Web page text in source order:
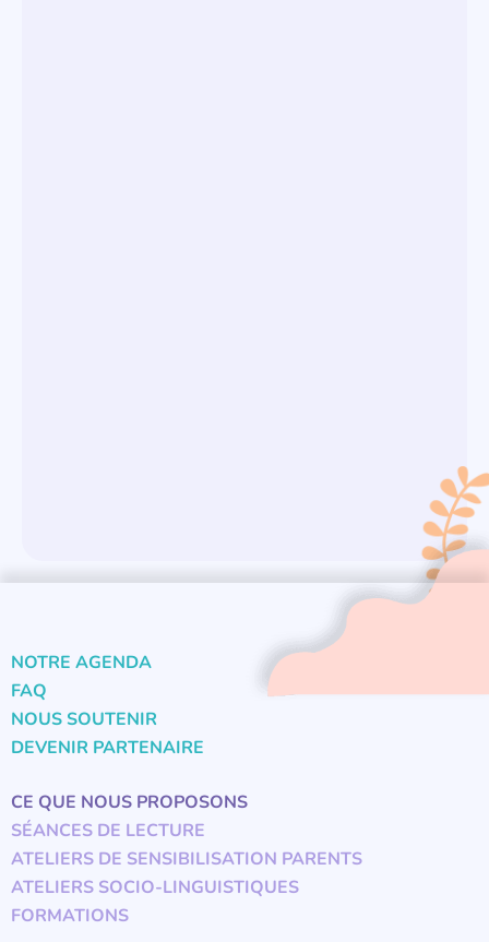
NOTRE AGENDA
FAQ
NOUS SOUTENIR
DEVENIR PARTENAIRE
CE QUE NOUS PROPOSONS
SÉANCES DE LECTURE
ATELIERS DE SENSIBILISATION PARENTS
ATELIERS SOCIO-LINGUISTIQUES
FORMATIONS